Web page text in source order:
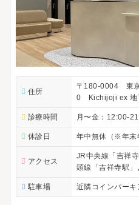
住所
〒180-0004 東京
0 Kichijoji ex 地
診療時間 月〜金：12:00-
休診日 年中無休（※年末
アクセス
JR中央線「吉祥
頭線「吉祥寺駅
駐車場 近隣コインパーキ